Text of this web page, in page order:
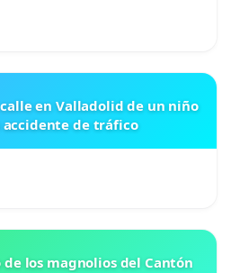
en Valladolid de un niño
de tráfico
los magnolios del Cantón